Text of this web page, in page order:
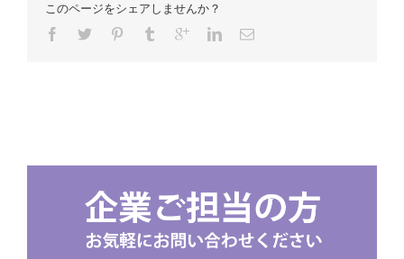
このページをシェアしませんか？